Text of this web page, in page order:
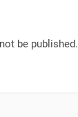
be published.